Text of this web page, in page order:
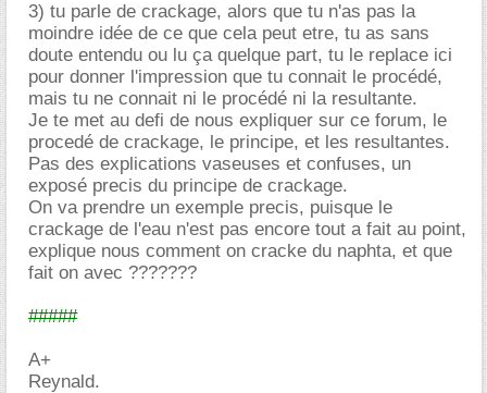
3) tu parle de crackage, alors que tu n'as pas la
moindre idée de ce que cela peut etre, tu as sans
doute entendu ou lu ça quelque part, tu le replace ici
pour donner l'impression que tu connait le procédé,
mais tu ne connait ni le procédé ni la resultante.
Je te met au defi de nous expliquer sur ce forum, le
procedé de crackage, le principe, et les resultantes.
Pas des explications vaseuses et confuses, un
exposé precis du principe de crackage.
On va prendre un exemple precis, puisque le
crackage de l'eau n'est pas encore tout a fait au point,
explique nous comment on cracke du naphta, et que
fait on avec ???????
#####
A+
Reynald.